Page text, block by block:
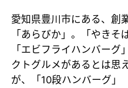
愛知県豊川市にある、創
「あらびか」。「やきそ
「エビフライハンバーグ
クトグルメがあるとは思
が、「10段ハンバーグ」